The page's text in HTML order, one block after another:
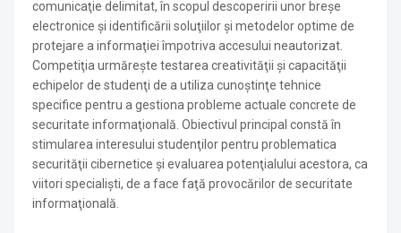
comunicaţie delimitat, în scopul descoperirii unor breşe
electronice şi identificării soluţiilor şi metodelor optime de
protejare a informaţiei împotriva accesului neautorizat.
Competiţia urmăreşte testarea creativităţii şi capacităţii
echipelor de studenţi de a utiliza cunoştinţe tehnice
specifice pentru a gestiona probleme actuale concrete de
securitate informaţională. Obiectivul principal constă în
stimularea interesului studenţilor pentru problematica
securităţii cibernetice şi evaluarea potenţialului acestora, ca
viitori specialişti, de a face faţă provocărilor de securitate
informaţională.